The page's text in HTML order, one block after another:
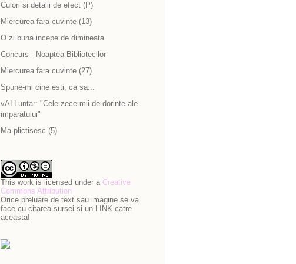
Culori si detalii de efect (P)
Miercurea fara cuvinte (13)
O zi buna incepe de dimineata
Concurs - Noaptea Bibliotecilor
Miercurea fara cuvinte (27)
Spune-mi cine esti, ca sa...
vALLuntar: "Cele zece mii de dorinte ale
imparatului"
Ma plictisesc (5)
This work is licensed under a Creative
Commons Attribution
Orice preluare de text sau imagine se va
face cu citarea sursei si un LINK catre
aceasta!